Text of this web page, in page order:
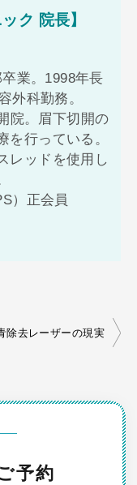
ク 院長】
業。1998年長
外科勤務。
院。眉下切開の
を行っている。
レッドを使用し
）正会員
除去レーザーの現実
予約